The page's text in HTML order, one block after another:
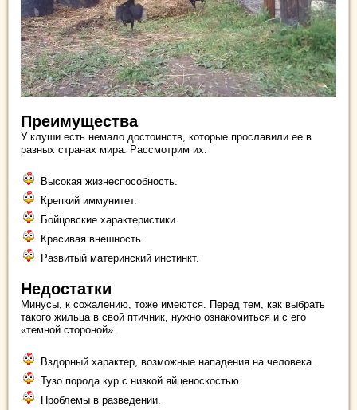
Преимущества
У клуши есть немало достоинств, которые прославили ее в
разных странах мира. Рассмотрим их.
Высокая жизнеспособность.
Крепкий иммунитет.
Бойцовские характеристики.
Красивая внешность.
Развитый материнский инстинкт.
Недостатки
Минусы, к сожалению, тоже имеются. Перед тем, как выбрать
такого жильца в свой птичник, нужно ознакомиться и с его
«темной стороной».
Вздорный характер, возможные нападения на человека.
Тузо порода кур с низкой яйценоскостью.
Проблемы в разведении.